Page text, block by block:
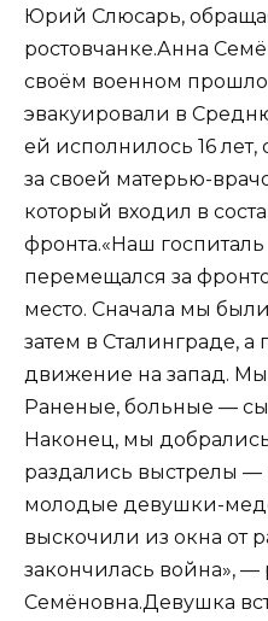
Юрий Слюсарь,
ростовчанке.Анна
своём военном
эвакуировали в
ей исполнилось 16 лет,
за своей матерью-
который входил в
фронта.«Наш
перемещался за
место. Сначала мы
затем в Сталинграде,
движение на запад.
Раненые, больные —
Наконец, мы
раздались выстрелы
молодые девушки-
выскочили из окна от
закончилась война», —
Семёновна.Девушка